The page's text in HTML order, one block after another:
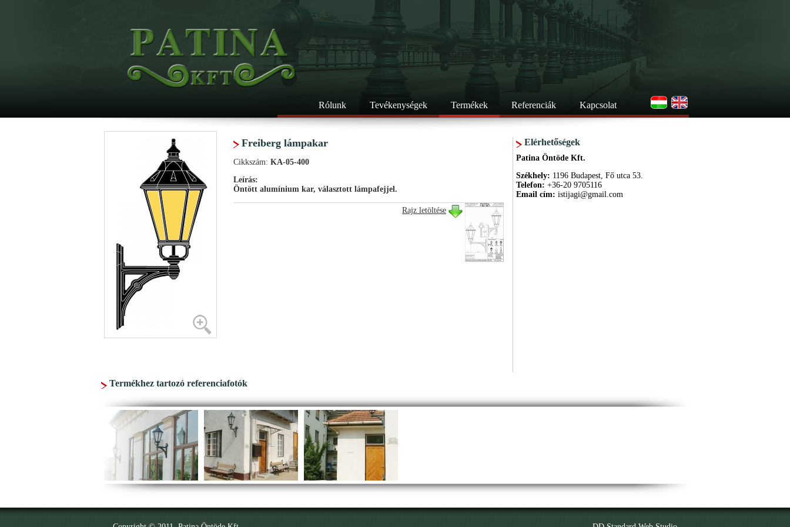
Rólunk Tevékenységek Termékek Referenciák Kapcsolat
Freiberg lámpakar
Cikkszám: KA-05-400
Leírás:
Öntött alumínium kar, választott lámpafejjel.
Rajz letöltése
Elérhetőségek
Patina Öntöde Kft.
Székhely: 1196 Budapest, Fő utca 53.
Telefon: +36-20 9705116
Email cím: istijagi@gmail.com
Termékhez tartozó referenciafotók